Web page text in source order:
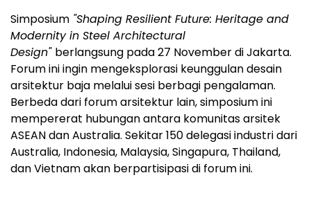
Simposium "Shaping Resilient Future: Heritage and
Modernity in Steel Architectural
Design" berlangsung pada 27 November diJakarta.
Forumini ingin mengeksplorasi keunggulan desain
arsitektur baja melalui sesi berbagi pengalaman.
Berbeda dari forumarsitektur lain, simposium ini
mempererat hubungan antara komunitas arsitek
ASEAN danAustralia. Sekitar 150 delegasi industri dari
Australia, Indonesia, Malaysia, Singapura, Thailand,
danVietnamakan berpartisipasi di forumini.